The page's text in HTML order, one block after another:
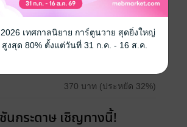
pdf, epub(สารบัญ)
23 มิถุนายน 2566
370 บาท (ประหยัด 32%)
นกระดาษ เชิญทางนี้!
เทศกาลนิยาย การ์ตูนวาย สุดยิ่งใหญ่
งสุด 80% ตั้งแต่วันที่ 31 ก.ค. - 16 ส.ค.